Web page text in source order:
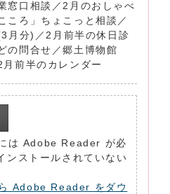
窓口相談／2月のおしゃべ
ころ」ちょこっと相談／
月分)／2月前半の休日診
の問合せ／郷土博物館
前半のカレンダー
は Adobe Reader が必
ンストールされていない
Adobe Reader をダウ